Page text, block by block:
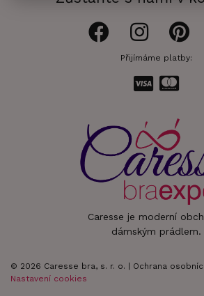
Caresse je moderní
dámským prádlem.
© 2026 Caresse bra, s. r. o. | Ochrana
Nastavení cookies
Přijímáme platby: